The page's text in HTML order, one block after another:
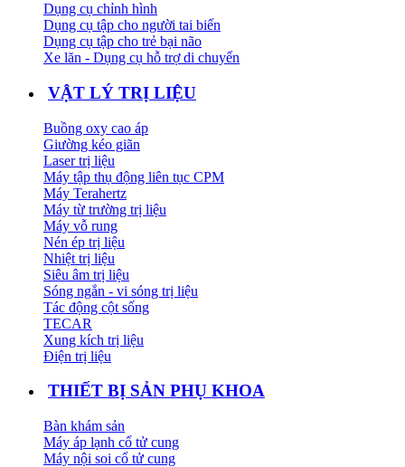
Dụng cụ chỉnh hình
Dụng cụ tập cho người tai biến
Dụng cụ tập cho trẻ bại não
Xe lăn - Dụng cụ hỗ trợ di chuyển
VẬT LÝ TRỊ LIỆU
Buồng oxy cao áp
Giường kéo giãn
Laser trị liệu
Máy tập thụ động liên tục CPM
Máy Terahertz
Máy từ trường trị liệu
Máy vỗ rung
Nén ép trị liệu
Nhiệt trị liệu
Siêu âm trị liệu
Sóng ngắn - vi sóng trị liệu
Tác động cột sống
TECAR
Xung kích trị liệu
Điện trị liệu
THIẾT BỊ SẢN PHỤ KHOA
Bàn khám sản
Máy áp lạnh cổ tử cung
Máy nội soi cổ tử cung